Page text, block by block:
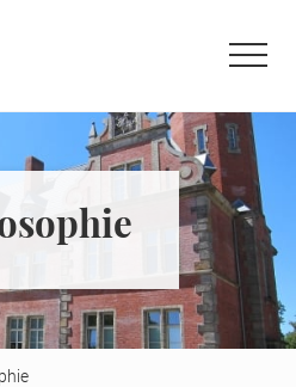
Menu